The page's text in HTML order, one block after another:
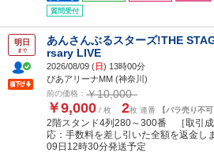
質問受付
明日
まで
あんさんぶるスターズ!THE
rsary LIVE
2026/08/09 (日) 13時00分
ぴあアリーナMM (神奈川)
前の価格： ￥10,000
￥9,000 / 枚 2枚 連番 【バラ売り不可
2階スタンド4列280～300番 ［取引
応：手数料を差し引いた全額を返金し
09日12時30分発送予定